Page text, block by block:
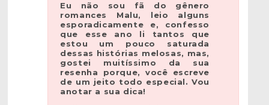
Eu não sou fã do gênero
romances Malu, leio alguns
esporadicamente e, confesso
que esse ano li tantos que
estou um pouco saturada
dessas histórias melosas, mas,
gostei muitíssimo da sua
resenha porque, você escreve
de um jeito todo especial. Vou
anotar a sua dica!